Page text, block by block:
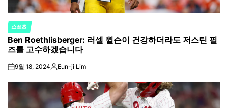
POSTED
IN
스포츠
Ben Roethlisberger: 러셀 윌슨이 건강하더라도 저스틴 필
즈를 고수하겠습니다
on9월 18, 2024Posted
Eun-ji Lim